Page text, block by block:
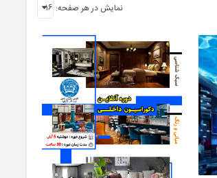
نمایش در هر صفحه: